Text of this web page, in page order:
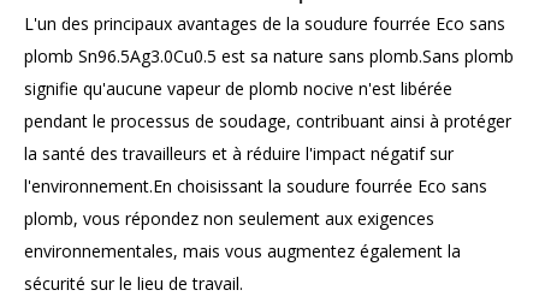
L'un des principaux avantages de la soudure fourrée Eco sans
plomb Sn96.5Ag3.0Cu0.5 est sa nature sans plomb.Sans plomb
signifie qu'aucune vapeur de plomb nocive n'est libérée
pendant le processus de soudage, contribuant ainsi à protéger
la santé des travailleurs et à réduire l'impact négatif sur
l'environnement.En choisissant la soudure fourrée Eco sans
plomb, vous répondez non seulement aux exigences
environnementales, mais vous augmentez également la
sécurité sur le lieu de travail.